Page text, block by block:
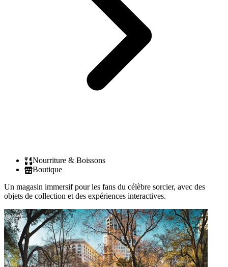
Nourriture & Boissons
Boutique
Un magasin immersif pour les fans du célèbre sorcier, avec des
objets de collection et des expériences interactives.